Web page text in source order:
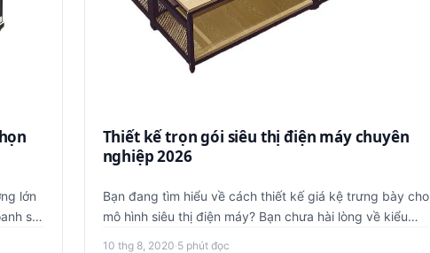
lớn
số,
Thiết kế trọn gói siêu thị điện máy chuyên
nghiệp 2026
Bạn đang tìm hiểu về cách thiết kế giá kệ trưng bày cho
mô hình siêu thị điện máy? Bạn chưa hài lòng về kiểu
10 thg 8, 2020·5 phút đọc